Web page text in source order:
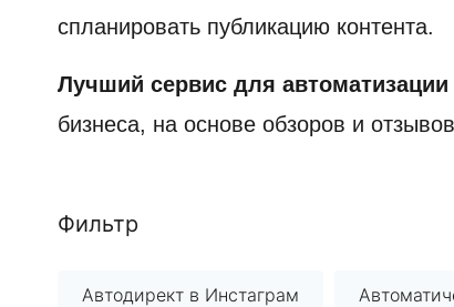
спланировать публикацию контента.
Лучший сервис для
бизнеса, на основе обзоров и
Фильтр
Автодирект в Инстаграм